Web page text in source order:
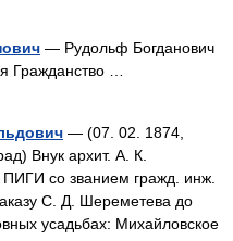
— Рудольф Богданович
Гражданство …
— (07. 02. 1874,
Внук архит. А. К.
ПИГИ со званием гражд. инж.
С. Д. Шереметева до
усадьбах: Михайловское